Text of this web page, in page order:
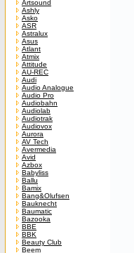
Artsound
Ashly
Asko
ASR
Astralux
Asus
Atlant
Atmix
Attitude
AU-REC
Audi
Audio Analogue
Audio Pro
Audiobahn
Audiolab
Audiotrak
Audiovox
Aurora
AV Tech
Avermedia
Avid
Azbox
Babyliss
Ballu
Bamix
Bang&Olufsen
Bauknecht
Baumatic
Bazooka
BBE
BBK
Beauty Club
Beem